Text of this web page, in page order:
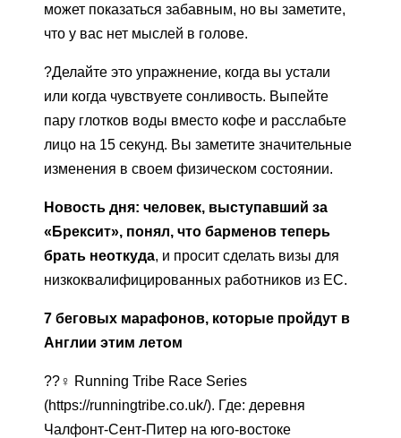
может показаться забавным, но вы заметите,
что у вас нет мыслей в голове.
?Делайте это упражнение, когда вы устали
или когда чувствуете сонливость. Выпейте
пару глотков воды вместо кофе и расслабьте
лицо на 15 секунд. Вы заметите значительные
изменения в своем физическом состоянии.
Новость дня: человек, выступавший за
«Брексит», понял, что барменов теперь
брать неоткуда, и просит сделать визы для
низкоквалифицированных работников из ЕС.
7 беговых марафонов, которые пройдут в
Англии этим летом
??‍♀️ Running Tribe Race Series
(https://runningtribe.co.uk/). Где: деревня
Чалфонт-Сент-Питер на юго-востоке